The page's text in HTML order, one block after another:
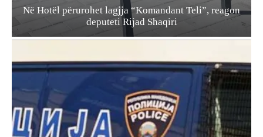
Në Hotël përurohet lagjja “Komandant Teli”, reagon
deputeti Rijad Shaqiri